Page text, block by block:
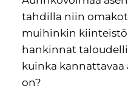
tahdilla niin
muihinkin
hankinnat
kuinka
on?